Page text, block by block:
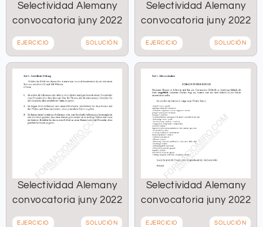
Selectividad Alemany
convocatoria juny 2022
EJERCICIO SOLUCIÓN
Selectividad Alemany
convocatoria juny 2022
EJERCICIO SOLUCIÓN
Selectividad Alemany
convocatoria juny 2022
EJERCICIO SOLUCIÓN
Selectividad Alemany
convocatoria juny 2022
EJERCICIO SOLUCIÓN